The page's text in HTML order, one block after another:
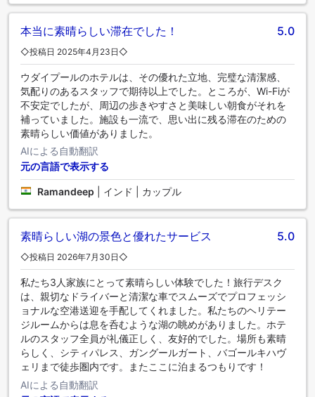
本当に素晴らしい滞在でした！ 5.0
◇投稿日 2025年4月23日◇
ウダイプールのホテルは、その優れた立地、完璧な清潔感、
気配りのあるスタッフで期待以上でした。ところが、Wi-Fiが
不安定でしたが、周辺の歩きやすさと美味しい朝食がそれを
補っていました。施設も一流で、思い出に残る滞在のための
素晴らしい価値がありました。
AIによる自動翻訳
元の言語で表示する
Ramandeep インド | カップル
素晴らしい湖の景色と優れたサービス 5.0
◇投稿日 2026年7月30日◇
私たち3人家族にとって素晴らしい体験でした！旅行デスク
は、親切なドライバーと清潔な車でスムーズでプロフェッシ
ョナルな空港送迎を手配してくれました。私たちのヘリテー
ジルームからは息を呑むような湖の眺めがありました。ホテ
ルのスタッフ全員が礼儀正しく、友好的でした。場所も素晴
らしく、シティパレス、ガングールガート、バゴールキハヴ
ェリまで徒歩圏内です。またここに泊まるつもりです！
AIによる自動翻訳